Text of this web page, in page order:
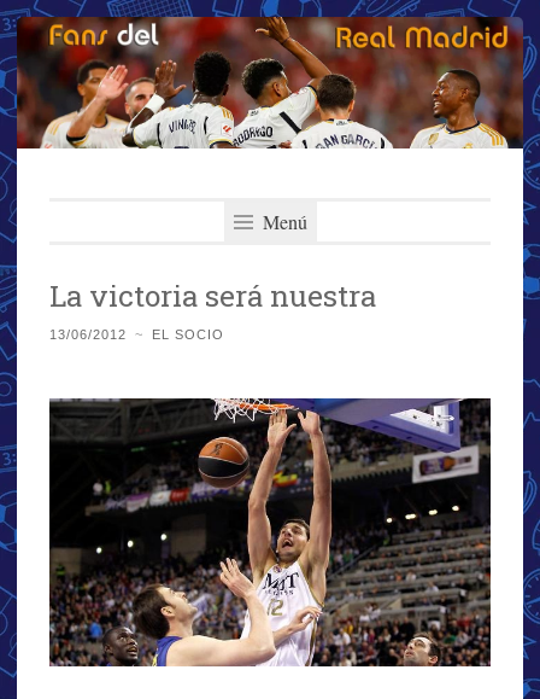
Menú
La victoria será nuestra
13/06/2012 ~ EL SOCIO